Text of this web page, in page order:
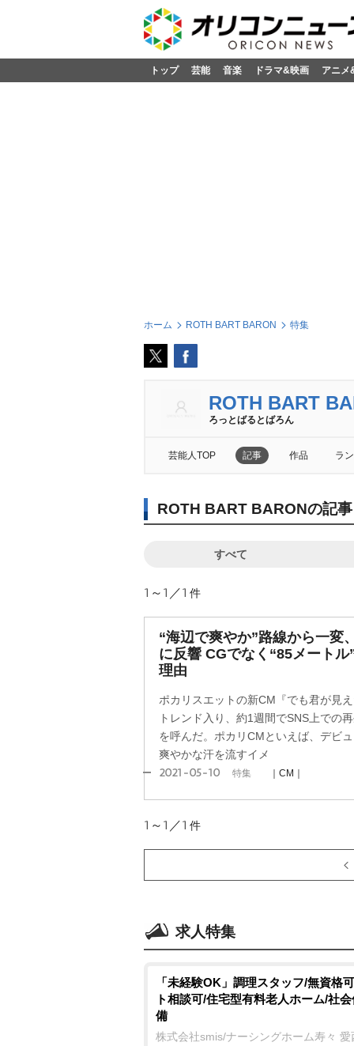
トップ 芸能 音楽 ドラマ&映画 アニメ
ホーム ROTH BART BARON 特集
ROTH BART
ろっとばるとばろん
芸能人TOP 記事 作品 ラ
ROTH BART BARONの記
すべて
1～1／1 件
“海辺で爽やか”路線から一変
に反響 CGでなく“85メート
理由
ポカリスエットの新CM『でも君が見
トレンド入り、約1週間でSNS上での
を呼んだ。ポカリCMといえば、デビ
爽やかな汗を流すイメ
2021-05-10 特集 ｜CM｜
1～1／1 件
求人特集
「未経験OK」調理スタッフ/無資格
ト相談可/住宅型有料老人ホーム/社
備
株式会社smis/ナーシングホーム寿々 愛